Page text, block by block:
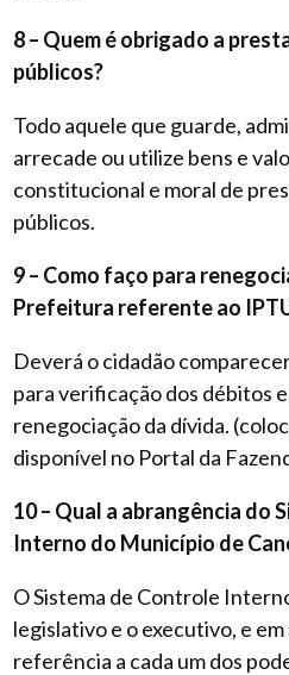
8 – Quem é obrigado a
públicos?
Todo aquele que guarde,
arrecade ou utilize bens e
constitucional e moral de
públicos.
9 – Como faço para
Prefeitura referente ao
Deverá o cidadão
para verificação dos débitos
renegociação da dívida.
disponível no Portal da
10 – Qual a abrangência do
Interno do Município de
O Sistema de Controle
legislativo e o executivo, e em
referência a cada um dos